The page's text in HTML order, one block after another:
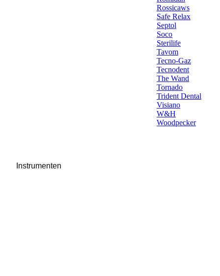
Rossicaws
Safe Relax
Septol
Soco
Sterilife
Tavom
Tecno-Gaz
Tecnodent
The Wand
Tornado
Trident Dental
Visiano
W&H
Woodpecker
Instrumenten